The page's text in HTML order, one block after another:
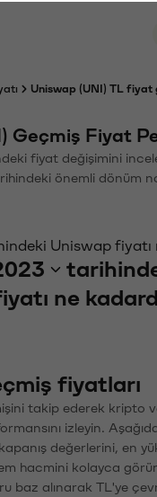
Uniswap (UNI) TL fiyat
Geçmiş Fiyat
fiyat değişimini
önemli dönüm
Uniswap fiyatı
ne
fiyatları
takip ederek kripto
izleyin.
değerlerini, en
hacmini kolayca
baz alınarak TL'ye